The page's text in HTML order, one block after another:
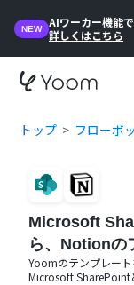
NEW
AIワーカー機能
詳しくはこちら
トップ フローボ
Microsoft
ら、Notionの
Yoomのテンプレー
Microsoft SharePoint